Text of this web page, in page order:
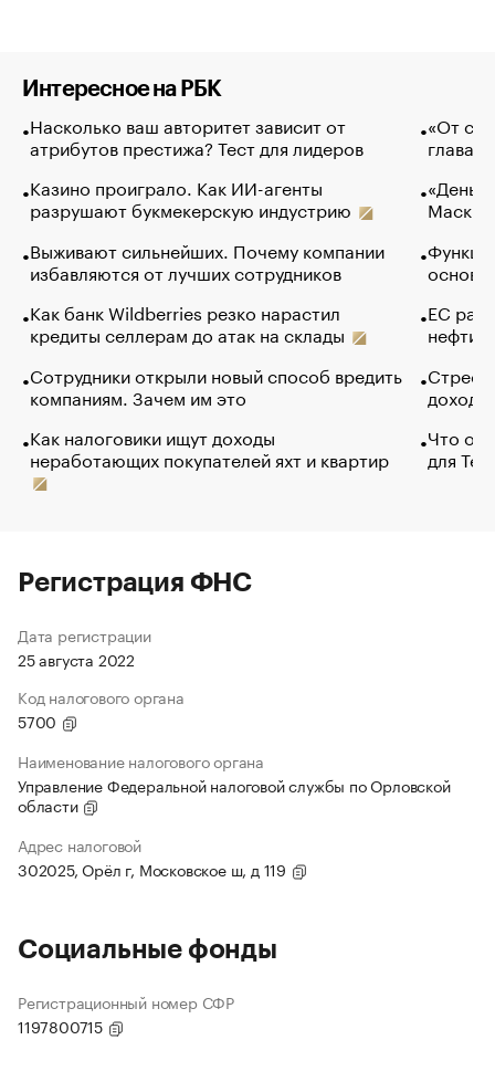
Интересное на РБК
Насколько ваш авторитет зависит от
атрибутов престижа? Тест для лидеров
Казино проиграло. Как ИИ-агенты
разрушают букмекерскую индустрию
Выживают сильнейших. Почему компании
избавляются от лучших сотрудников
Как банк Wildberries резко нарастил
кредиты селлерам до атак на склады
Сотрудники открыли новый способ вредить
компаниям. Зачем им это
Как налоговики ищут доходы
неработающих покупателей яхт и квартир
«От
глава
Маск в
основ
ЕС
нефти
Что
для
Регистрация ФНС
Дата регистрации
25 августа 2022
Код налогового органа
5700
Наименование налогового органа
Управление Федеральной налоговой службы по Орловской
области
Адрес налоговой
302025, Орёл г, Московское ш, д 119
Социальные фонды
Регистрационный номер СФР
1197800715